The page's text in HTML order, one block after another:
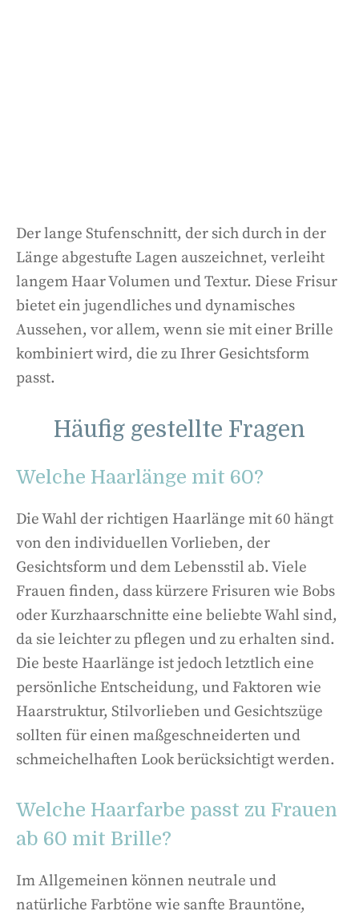
Der lange Stufenschnitt, der sich durch in der
Länge abgestufte Lagen auszeichnet, verleiht
langem Haar Volumen und Textur. Diese Frisur
bietet ein jugendliches und dynamisches
Aussehen, vor allem, wenn sie mit einer Brille
kombiniert wird, die zu Ihrer Gesichtsform
passt.
Häufig gestellte Fragen
Welche Haarlänge mit 60?
Die Wahl der richtigen Haarlänge mit 60 hängt
von den individuellen Vorlieben, der
Gesichtsform und dem Lebensstil ab. Viele
Frauen finden, dass kürzere Frisuren wie Bobs
oder Kurzhaarschnitte eine beliebte Wahl sind,
da sie leichter zu pflegen und zu erhalten sind.
Die beste Haarlänge ist jedoch letztlich eine
persönliche Entscheidung, und Faktoren wie
Haarstruktur, Stilvorlieben und Gesichtszüge
sollten für einen maßgeschneiderten und
schmeichelhaften Look berücksichtigt werden.
Welche Haarfarbe passt zu Frauen
ab 60 mit Brille?
Im Allgemeinen können neutrale und
natürliche Farbtöne wie sanfte Brauntöne,